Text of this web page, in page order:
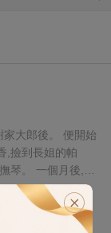
後。 便開始